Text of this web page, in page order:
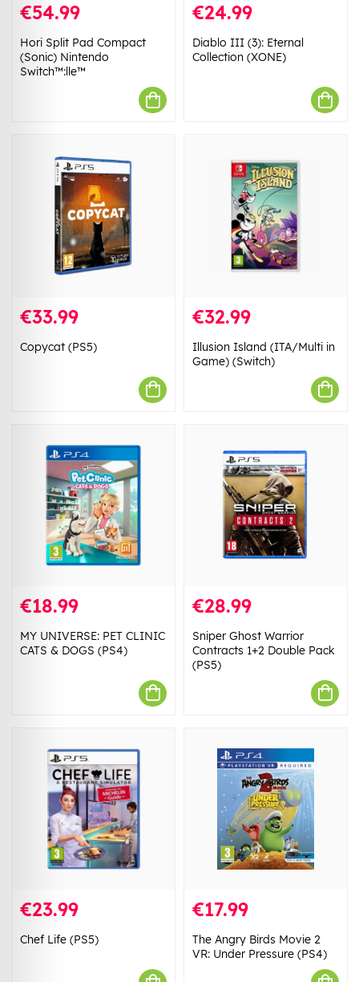
€54.99
Hori Split Pad Compact
(Sonic) Nintendo
Switch™:lle™
€24.99
Diablo III (3): Eternal
Collection (XONE)
€33.99
Copycat (PS5)
€32.99
Illusion Island (ITA/Multi in
Game) (Switch)
€18.99
MY UNIVERSE: PET CLINIC
CATS & DOGS (PS4)
€28.99
Sniper Ghost Warrior
Contracts 1+2 Double Pack
(PS5)
€23.99
Chef Life (PS5)
€17.99
The Angry Birds Movie 2
VR: Under Pressure (PS4)